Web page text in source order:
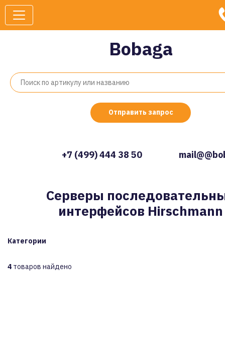
Bobaga
Отправить запрос
+7 (499) 444 38 50
Серверы
интерфейсов Hirschmann
Категории
4 товаров найдено